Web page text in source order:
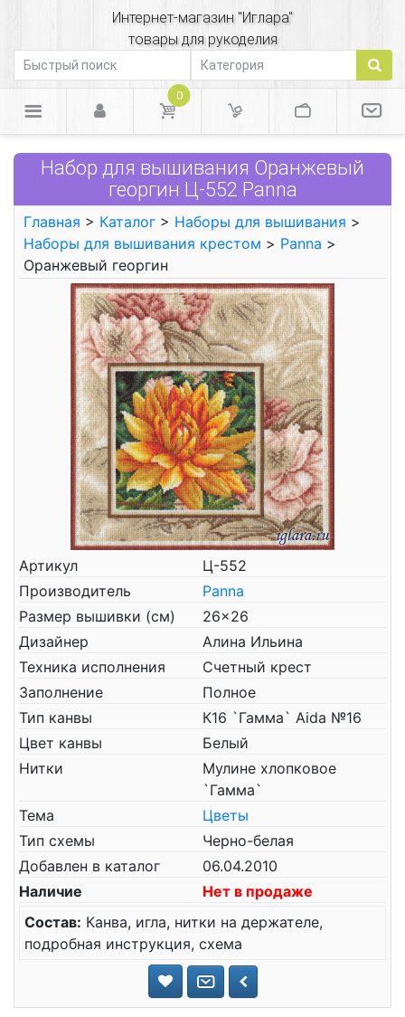
Интернет-магазин "Иглара"
товары для рукоделия
0
Набор для вышивания Оранжевый
георгин Ц-552 Panna
Главная > Каталог > Наборы для вышивания >
Наборы для вышивания крестом > Panna >
Оранжевый георгин
Артикул
Ц-552
Производитель
Panna
Размер вышивки (см)
26x26
Дизайнер
Алина Ильина
Техника исполнения
Счетный крест
Заполнение
Полное
Тип канвы
К16 `Гамма` Aida №16
Цвет канвы
Белый
Нитки
Мулине хлопковое
`Гамма`
Тема
Цветы
Тип схемы
Черно-белая
Добавлен в каталог
06.04.2010
Наличие
Нет в продаже
Состав: Канва, игла, нитки на держателе,
подробная инструкция, схема